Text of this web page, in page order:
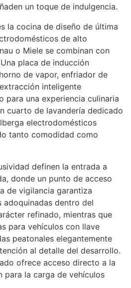
un toque de indulgencia.
la cocina de diseño de última
de alto
o Miele se combinan con
placa de inducción
de vapor, enfriador de
inteligente
para una experiencia culinaria
cuarto de lavandería dedicado
electrodomésticos
tanto comodidad como
definen la entrada a
donde un punto de acceso
de vigilancia garantiza
adoquinadas dentro del
refinado, mientras que
para vehículos con llave
peatonales elegantemente
al detalle del desarrollo.
ofrece acceso directo a la
para la carga de vehículos